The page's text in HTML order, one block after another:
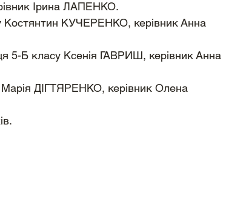
Ірина ЛАПЕНКО.
Костянтин КУЧЕРЕНКО, керівник Анна
5-Б класу Ксенія ГАВРИШ, керівник Анна
ДІГТЯРЕНКО, керівник Олена